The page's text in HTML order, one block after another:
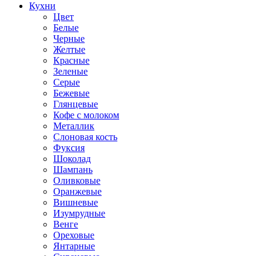
Кухни
Цвет
Белые
Черные
Желтые
Красные
Зеленые
Серые
Бежевые
Глянцевые
Кофе с молоком
Металлик
Слоновая кость
Фуксия
Шоколад
Шампань
Оливковые
Оранжевые
Вишневые
Изумрудные
Венге
Ореховые
Янтарные